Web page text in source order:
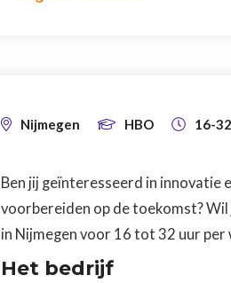
 Nijmegen  HBO  16-32
Ben jij geïnteresseerd in innovatie
voorbereiden op de toekomst?
in Nijmegen voor 16 tot 32 uur per
Het bedrijf